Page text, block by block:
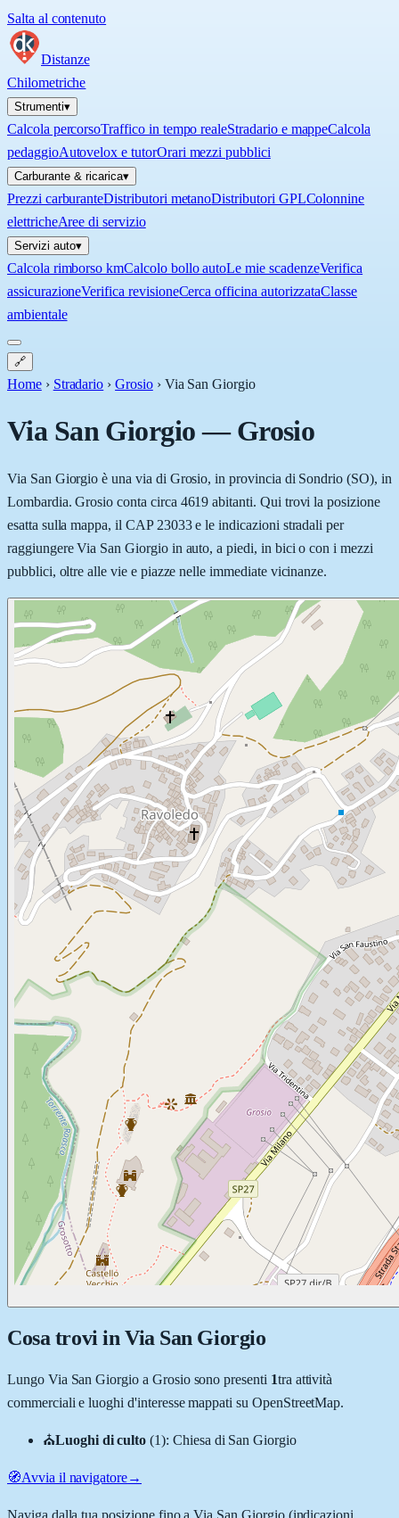
Salta al contenuto
Distanze
Chilometriche
Strumenti▾
Calcola percorsoTraffico in tempo realeStradario e mappeCalcola
pedaggioAutovelox e tutorOrari mezzi pubblici
Carburante & ricarica▾
Prezzi carburanteDistributori metanoDistributori GPLColonnine
elettricheAree di servizio
Servizi auto▾
Calcola rimborso kmCalcolo bollo autoLe mie scadenzeVerifica
assicurazioneVerifica revisioneCerca officina autorizzataClasse
ambientale
🔗
Home › Stradario › Grosio › Via San Giorgio
Via San Giorgio—Grosio
Via San Giorgio è una via di Grosio, in provincia di Sondrio (SO), in
Lombardia. Grosio conta circa 4619 abitanti. Qui trovi la posizione
esatta sulla mappa, il CAP 23033 e le indicazioni stradali per
raggiungere Via San Giorgio in auto, a piedi, in bici o con i mezzi
pubblici, oltre alle vie e piazze nelle immediate vicinanze.
Cosa trovi in Via San Giorgio
Lungo Via San Giorgio a Grosiosono presenti 1tra attività
commerciali e luoghi d'interesse mappati su OpenStreetMap.
⛪Luoghi di culto (1): Chiesa di San Giorgio
🧭Avvia il navigatore→
Naviga dalla tua posizione fino aVia San Giorgio(indicazioni